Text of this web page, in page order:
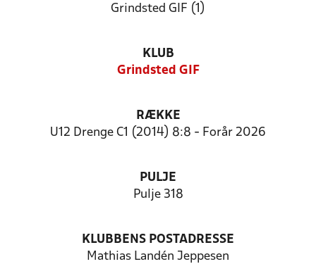
Grindsted GIF (1)
KLUB
Grindsted GIF
RÆKKE
U12 Drenge C1 (2014) 8:8 - Forår 2026
PULJE
Pulje 318
KLUBBENS POSTADRESSE
Mathias Landén Jeppesen